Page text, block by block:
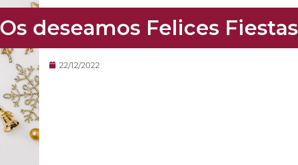
Os deseamos Felices Fiestas
22/12/2022